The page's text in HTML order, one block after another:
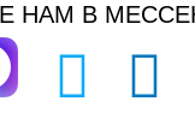
НАМ В